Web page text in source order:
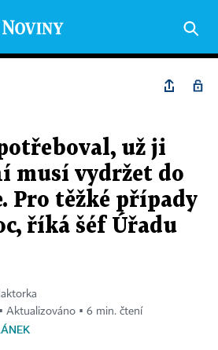
už ji
musí vydržet do
Pro těžké případy
říká šéf Úřadu
▪ Aktualizováno ▪ 6 min. čtení